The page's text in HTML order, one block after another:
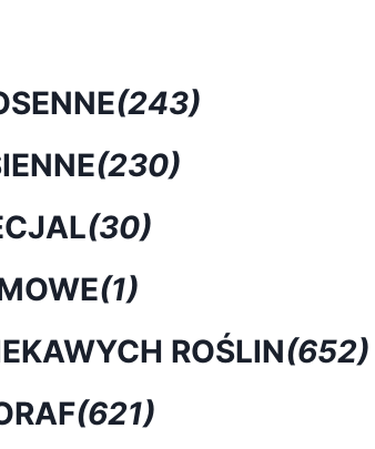
(243)
(230)
(30)
(1)
ROŚLIN(652)
(621)